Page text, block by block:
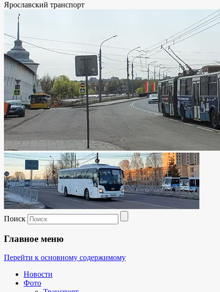
Ярославский транспорт
Поиск
Главное меню
Перейти к основному содержимому
Новости
Фото